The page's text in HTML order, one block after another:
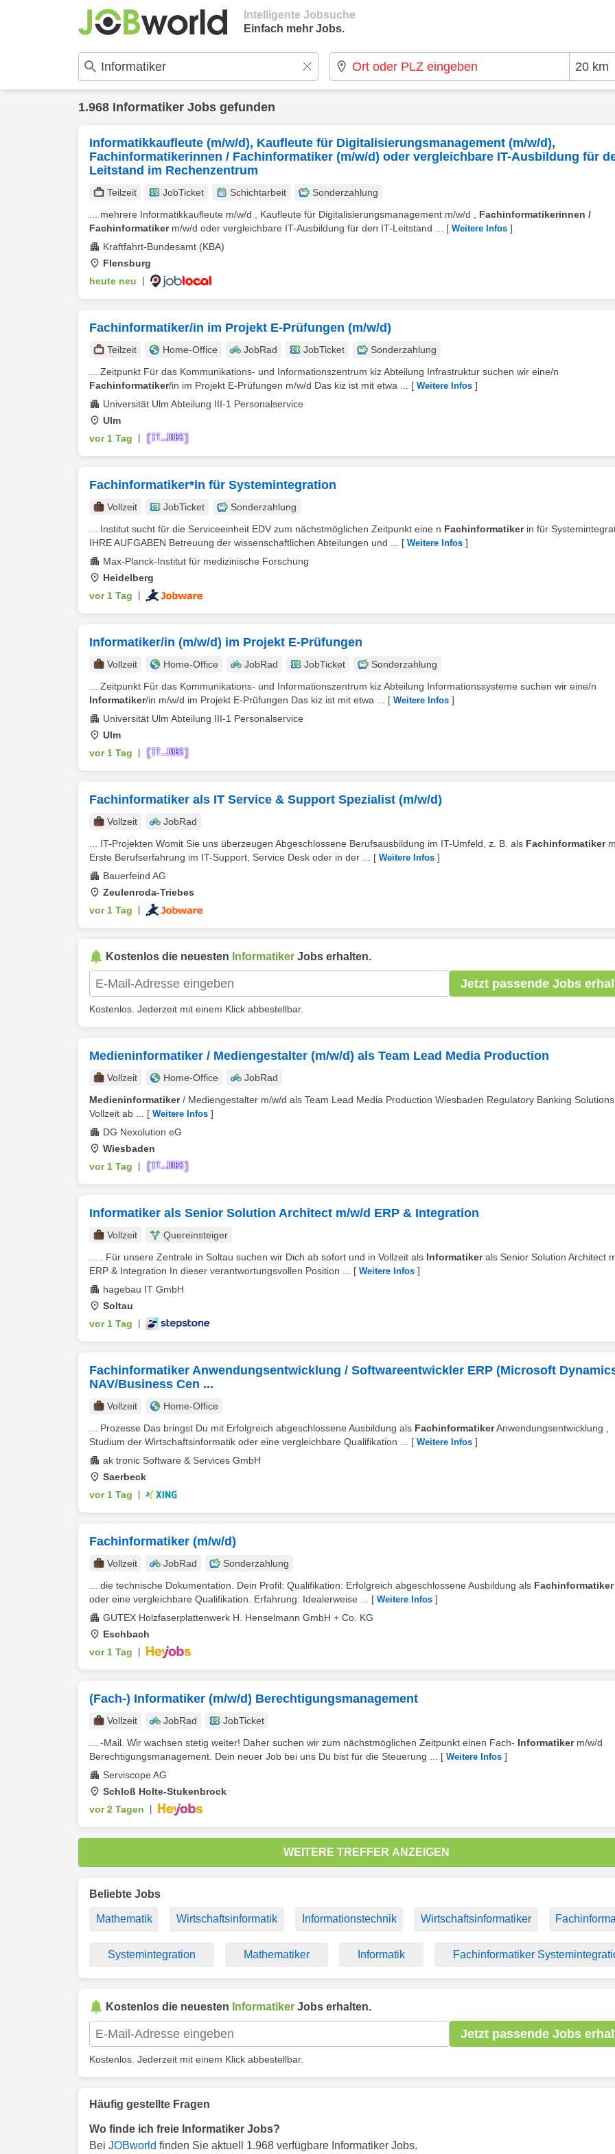
Intelligente Jobsuche
Einfach mehr Jobs.
1.968 Informatiker Jobs gefunden
Informatik­kaufleute (m/w/d), Kaufleute für Digitalisierungs­management (m/w/d),
Fachinformatikerinnen / Fachinformatiker (m/w/d) oder vergleichbare IT-Ausbildung für
Leitstand im Rechenzentrum
Teilzeit JobTicket Schichtarbeit
Sonderzahlung
... mehrere Informatikkaufleute m/w/d , Kaufleute für Digitalisierungsmanagement m/w/d , Fachinformatikerinnen /
Fachinformatikerm/w/d oder vergleichbare IT-Ausbildung für den IT-Leitstand ... [ Weitere Infos ]
Kraftfahrt-Bundesamt (KBA)
Flensburg
heute neu
Fachinformatiker/in im Projekt E-Prüfungen (m/w/d)
Teilzeit Home-Office JobRad JobTicket
Sonderzahlung
... Zeitpunkt Für das Kommunikations- und Informationszentrum kiz Abteilung Infrastruktur suchen wir eine/n
Fachinformatiker/in im Projekt E-Prüfungen m/w/d Das kiz ist mit etwa ... [ Weitere Infos ]
Universität Ulm Abteilung III-1 Personalservice
Ulm
vor 1 Tag
Fachinformatiker*in für Systemintegration
Vollzeit JobTicket
Sonderzahlung
... Institut sucht für die Serviceeinheit EDV zum nächstmöglichen Zeitpunkt eine n Fachinformatikerin für
IHRE AUFGABEN Betreuung der wissenschaftlichen Abteilungen und ...
[ Weitere Infos ]
Max-Planck-Institut für medizinische Forschung
Heidelberg
vor 1 Tag
Informatiker/in (m/w/d) im Projekt E-Prüfungen
Vollzeit Home-Office JobRad JobTicket
Sonderzahlung
... Zeitpunkt Für das Kommunikations- und Informationszentrum kiz Abteilung Informationssysteme suchen wir eine/n
Informatiker/in m/w/d im Projekt E-Prüfungen Das kiz ist mit etwa ... [ Weitere Infos ]
Universität Ulm Abteilung III-1 Personalservice
Ulm
vor 1 Tag
Fachinformatiker als IT Service & Support Spezialist (m/w/d)
Vollzeit
JobRad
... IT-Projekten Womit Sie uns überzeugen Abgeschlossene Berufsausbildung im IT-Umfeld, z. B. als Fachinformatiker
Erste Berufserfahrung im IT-Support, Service Desk oder in der ...
[ Weitere Infos ]
Bauerfeind AG
Zeulenroda-Triebes
vor 1 Tag
Kostenlos die neuesten Informatiker Jobs erhalten.
Jetzt passende Jobs
Kostenlos. Jederzeit mit einem Klick abbestellbar.
Medieninformatiker / Mediengestalter (m/w/d) als Team Lead Media Production
Vollzeit Home-Office
JobRad
Medieninformatiker/ Mediengestalter m/w/d als Team Lead Media Production Wiesbaden Regulatory Banking Solutions
Vollzeit ab ...
[ Weitere Infos ]
DG Nexolution eG
Wiesbaden
vor 1 Tag
Informatiker als Senior Solution Architect m/w/d ERP & Integration
Vollzeit
Quereinsteiger
... . Für unsere Zentrale in Soltau suchen wir Dich ab sofort und in Vollzeit als Informatikerals Senior Solution Architect
ERP & Integration In dieser verantwortungsvollen Position ...
[ Weitere Infos ]
hagebau IT GmbH
Soltau
vor 1 Tag
Fachinformatiker Anwendungsentwicklung / Softwareentwickler ERP (Microsoft
NAV/Business Cen ...
Vollzeit
Home-Office
... Prozesse Das bringst Du mit Erfolgreich abgeschlossene Ausbildung als FachinformatikerAnwendungsentwicklung ,
Studium der Wirtschaftsinformatik oder eine vergleichbare Qualifikation ...
[ Weitere Infos ]
ak tronic Software & Services GmbH
Saerbeck
vor 1 Tag
Fachinformatiker (m/w/d)
Vollzeit JobRad
Sonderzahlung
... die technische Dokumentation. Dein Profil: Qualifikation: Erfolgreich abgeschlossene Ausbildung als Fachinformatiker
oder eine vergleichbare Qualifikation. Erfahrung: Idealerweise ...
[ Weitere Infos ]
GUTEX Holzfaserplattenwerk H. Henselmann GmbH + Co. KG
Eschbach
vor 1 Tag
(Fach-) Informatiker (m/w/d) Berechtigungsmanagement
Vollzeit JobRad
JobTicket
... -Mail. Wir wachsen stetig weiter! Daher suchen wir zum nächstmöglichen Zeitpunkt einen Fach- Informatikerm/w/d
Berechtigungsmanagement. Dein neuer Job bei uns Du bist für die Steuerung ...
[ Weitere Infos ]
Serviscope AG
Schloß Holte-Stukenbrock
vor 2 Tagen
WEITERE TREFFER ANZEIGEN
Beliebte Jobs
Mathematik Wirtschaftsinformatik Informationstechnik Wirtschaftsinformatiker
Systemintegration Mathematiker Informatik Fachinformatiker
Kostenlos die neuesten Informatiker Jobs erhalten.
Jetzt passende Jobs
Kostenlos. Jederzeit mit einem Klick abbestellbar.
Häufig gestellte Fragen
Wo finde ich freie Informatiker Jobs?
Bei JOBworld finden Sie aktuell 1.968 verfügbare Informatiker Jobs.